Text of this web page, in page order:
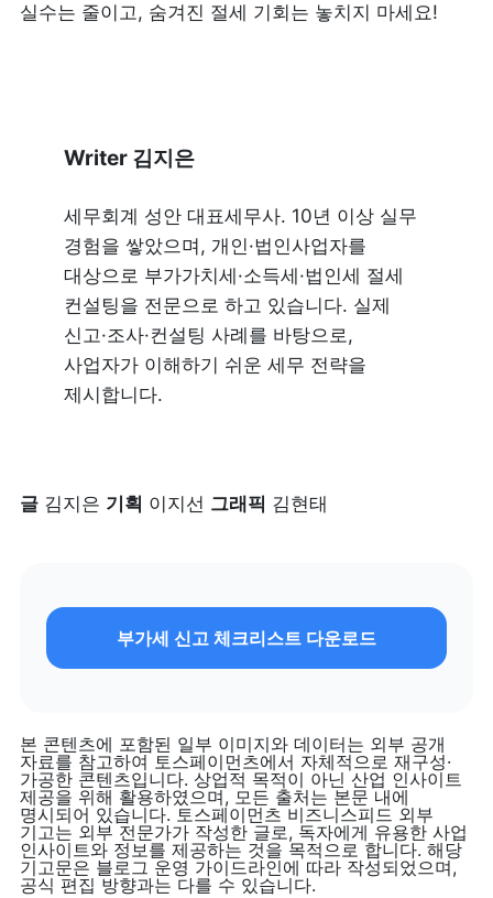
실수는 줄이고, 숨겨진 절세 기회는 놓치지 마세요!
Writer 김지은
세무회계 성안 대표세무사. 10년 이상 실무
경험을 쌓았으며, 개인·법인사업자를
대상으로 부가가치세·소득세·법인세 절세
컨설팅을 전문으로 하고 있습니다. 실제
신고·조사·컨설팅 사례를 바탕으로,
사업자가 이해하기 쉬운 세무 전략을
제시합니다.
글 김지은 기획 이지선 그래픽 김현태
부가세 신고 체크리스트 다운로드
본 콘텐츠에 포함된 일부 이미지와 데이터는 외부 공개
자료를 참고하여 토스페이먼츠에서 자체적으로 재구성·
가공한 콘텐츠입니다. 상업적 목적이 아닌 산업 인사이트
제공을 위해 활용하였으며, 모든 출처는 본문 내에
명시되어 있습니다. 토스페이먼츠 비즈니스피드 외부
기고는 외부 전문가가 작성한 글로, 독자에게 유용한 사업
인사이트와 정보를 제공하는 것을 목적으로 합니다. 해당
기고문은 블로그 운영 가이드라인에 따라 작성되었으며,
공식 편집 방향과는 다를 수 있습니다.